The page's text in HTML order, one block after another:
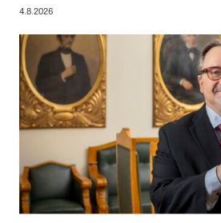
4.8.2026